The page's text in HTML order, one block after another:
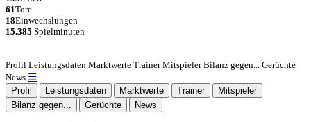
61Tore
18Einwechslungen
15.385 Spielminuten
Profil Leistungsdaten Marktwerte Trainer Mitspieler Bilanz gegen... Gerüchte
News ☰
Profil Leistungsdaten Marktwerte Trainer
Mitspieler
Bilanz gegen...
Gerüchte News